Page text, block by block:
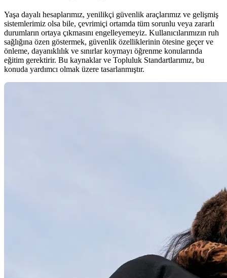
Yaşa dayalı hesaplarımız, yenilikçi güvenlik araçlarımız ve gelişmiş
sistemlerimiz olsa bile, çevrimiçi ortamda tüm sorunlu veya zararlı
durumların ortaya çıkmasını engelleyemeyiz. Kullanıcılarımızın ruh
sağlığına özen göstermek, güvenlik özelliklerinin ötesine geçer ve
önleme, dayanıklılık ve sınırlar koymayı öğrenme konularında
eğitim gerektirir. Bu kaynaklar ve Topluluk Standartlarımız, bu
konuda yardımcı olmak üzere tasarlanmıştır.